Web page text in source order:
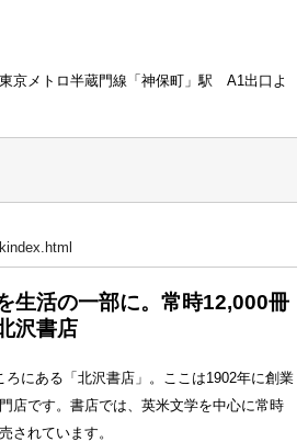
京メトロ半蔵門線「神保町」駅 A1出口よ
生活の一部に。常時12,000冊
沢書店
にある「北沢書店」。ここは1902年に創業
店です。書店では、英米文学を中心に常時
されています。